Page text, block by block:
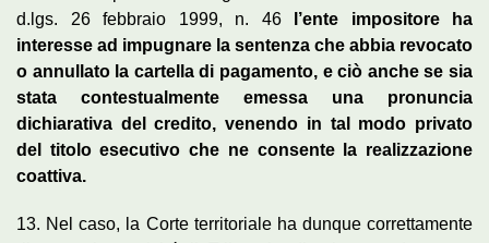
d.lgs. 26 febbraio 1999, n. 46
l’ente impositore ha
interesse ad impugnare la sentenza che abbia revocato
o annullato la cartella di pagamento, e ciò anche se sia
stata contestualmente emessa una pronuncia
dichiarativa del credito, venendo in tal modo privato
del titolo esecutivo che ne consente la realizzazione
coattiva.
13. Nel caso, la Corte territoriale ha dunque correttamente